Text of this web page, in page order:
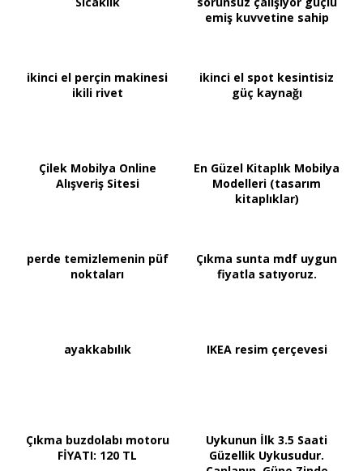
emiş kuvvetine sahip
ikinci el perçin makinesi
ikili rivet
ikinci el spot kesintisiz
güç kaynağı
Çilek Mobilya Online
Alışveriş Sitesi
En Güzel Kitaplık Mobilya
Modelleri (tasarım
kitaplıklar)
perde temizlemenin püf
noktaları
Çıkma sunta mdf uygun
fiyatla satıyoruz.
ayakkabılık IKEA resim çerçevesi
Çıkma buzdolabı motoru
FİYATI: 120 TL
Uykunun İlk 3.5 Saati
Güzellik Uykusudur.